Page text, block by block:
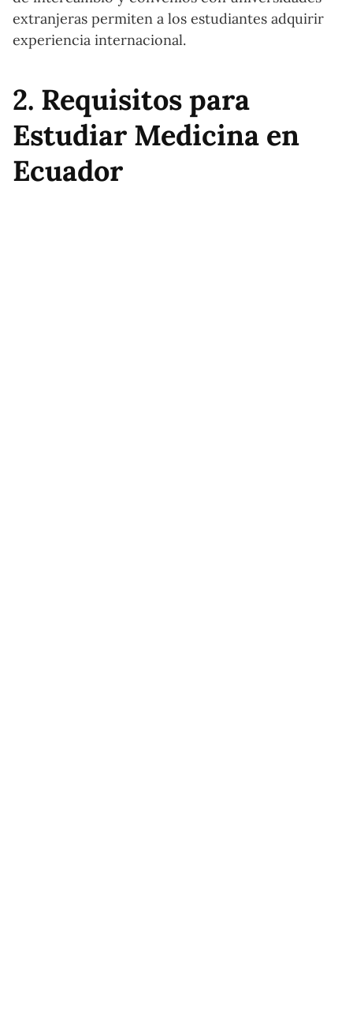
extranjeras permiten a los estudiantes adquirir
experiencia internacional.
2. Requisitos para
Estudiar Medicina en
Ecuador